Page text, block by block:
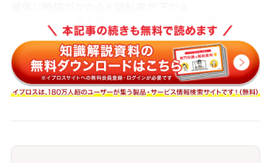
③人材教育の必要性
スタッフの理解と共感が欠かせないため、教育・研修が
重要 → 導入前からの準備と定期的な学びの機会を設
集客に時間がかかる場合も → コンセプトをしっかり伝
見直し 単価設定や営業スタイルを含め、利益の出し方